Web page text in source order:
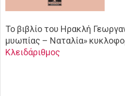
Το βιβλίο του Ηρακλή
μυωπίας – Ναταλία»
Κλειδάριθμος